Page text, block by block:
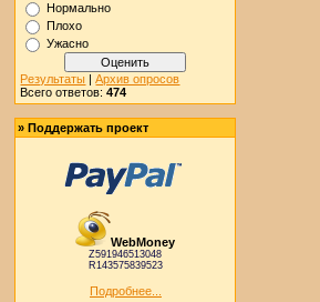
Нормально
Плохо
Ужасно
Результаты |Архив опросов
Всего ответов:474
» Поддержать проект
WebMoney
Z591946513048
R143575839523
Подробнее...